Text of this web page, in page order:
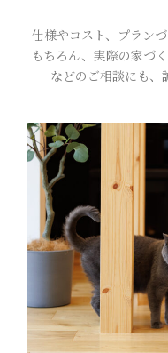
仕様やコスト、プラン
もちろん、実際の家づ
などのご相談にも、